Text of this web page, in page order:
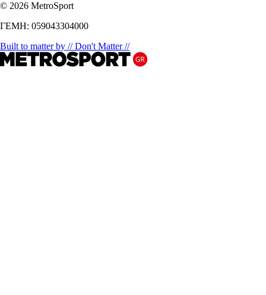
© 2026 MetroSport
ΓΕΜΗ: 059043304000
Built to matter by // Don't Matter //